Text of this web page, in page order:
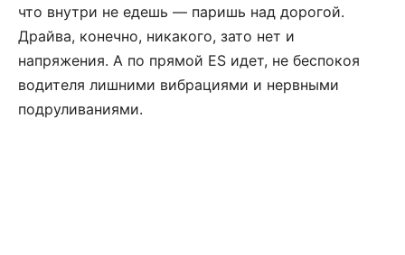
что внутри не едешь — паришь над дорогой.
Драйва, конечно, никакого, зато нет и
напряжения. А по прямой ES идет, не беспокоя
водителя лишними вибрациями и нервными
подруливаниями.